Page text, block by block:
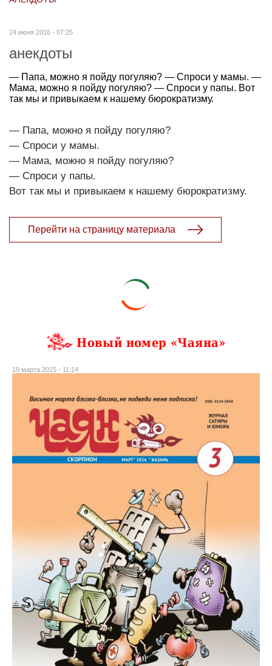
24 июня 2016 - 07:25
анекдоты
— Папа, можно я пойду погуляю? — Спроси у мамы. —
Мама, можно я пойду погуляю? — Спроси у папы. Вот
так мы и привыкаем к нашему бюрократизму.
— Папа, можно я пойду погуляю?
— Спроси у мамы.
— Мама, можно я пойду погуляю?
— Спроси у папы.
Вот так мы и привыкаем к нашему бюрократизму.
Перейти на страницу материала
Новый номер «Чаяна»
19 марта 2015 - 11:14